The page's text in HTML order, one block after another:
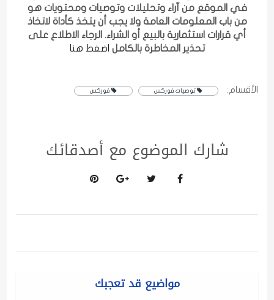
في الموقع من آراء وتحليلات وتوصيات ومحتويات هو
من باب المعلومات العامة ولا يجب أن يتخذ كأداة لاتخاذ
أي قرارات استثمارية بالبيع أو الشراء. الرجاء الاطلاع على
تحذير المخاطرة بالكامل اضغط هنا
الأقسام: توصيات فوركس فوركس
شارك الموضوع مع أصدقائك
مواضيع قد تعجبك